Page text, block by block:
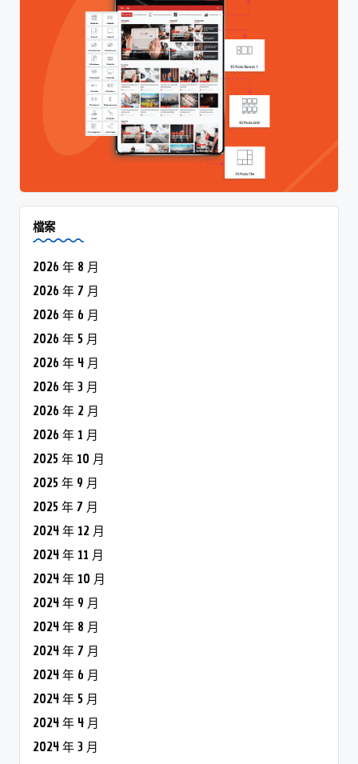
檔案
2026 年 8 月
2026 年 7 月
2026 年 6 月
2026 年 5 月
2026 年 4 月
2026 年 3 月
2026 年 2 月
2026 年 1 月
2025 年 10 月
2025 年 9 月
2025 年 7 月
2024 年 12 月
2024 年 11 月
2024 年 10 月
2024 年 9 月
2024 年 8 月
2024 年 7 月
2024 年 6 月
2024 年 5 月
2024 年 4 月
2024 年 3 月